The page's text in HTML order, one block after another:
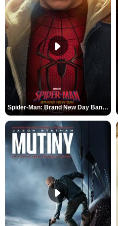
Spider-Man: Brand New Day Bande-annonce VO STFR